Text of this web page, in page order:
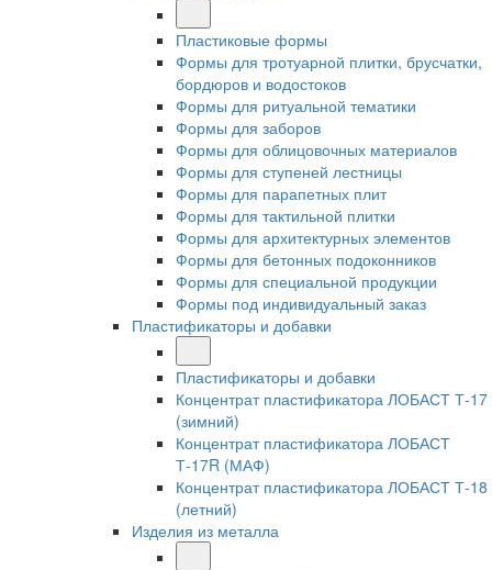
Пластиковые формы
Формы для тротуарной плитки, брусчатки,
бордюров и водостоков
Формы для ритуальной тематики
Формы для заборов
Формы для облицовочных материалов
Формы для ступеней лестницы
Формы для парапетных плит
Формы для тактильной плитки
Формы для архитектурных элементов
Формы для бетонных подоконников
Формы для специальной продукции
Формы под индивидуальный заказ
Пластификаторы и добавки
Пластификаторы и добавки
Концентрат пластификатора ЛОБАСТ Т-17
(зимний)
Концентрат пластификатора ЛОБАСТ
Т-17R (МАФ)
Концентрат пластификатора ЛОБАСТ Т-18
(летний)
Изделия из металла